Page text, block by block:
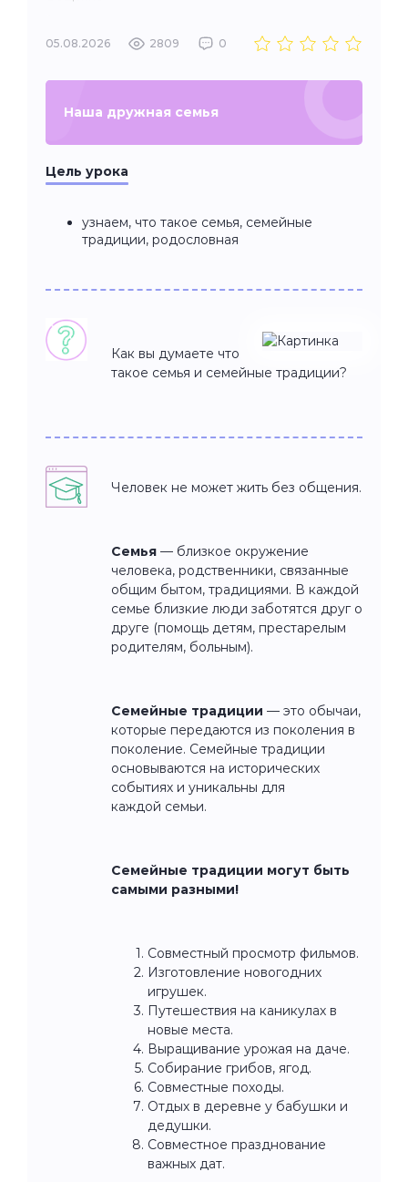
05.08.2026 2809 0
Наша дружная семья
Цель урока
узнаем, что такое семья, семейные
традиции, родословная
Как вы думаете что
такое семья и семейные традиции?
Человек не может жить без общения.
Семья — близкое окружение
человека, родственники, связанные
общим бытом, традициями. В каждой
семье близкие люди заботятся друг о
друге (помощь детям, престарелым
родителям, больным).
Семейные традиции — это обычаи,
которые передаются из поколения в
поколение. Семейные традиции
основываются на исторических
событиях и уникальны для
каждой семьи.
Семейные традиции могут быть
самыми разными!
Совместный просмотр фильмов.
Изготовление новогодних
игрушек.
Путешествия на каникулах в
новые места.
Выращивание урожая на даче.
Собирание грибов, ягод.
Совместные походы.
Отдых в деревне у бабушки и
дедушки.
Совместное празднование
важных дат.